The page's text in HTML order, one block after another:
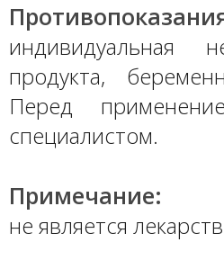
индивидуальная
продукта,
Перед
специалистом.
Примечание:
не является